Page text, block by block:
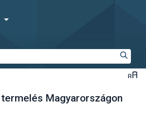
Magyarországon